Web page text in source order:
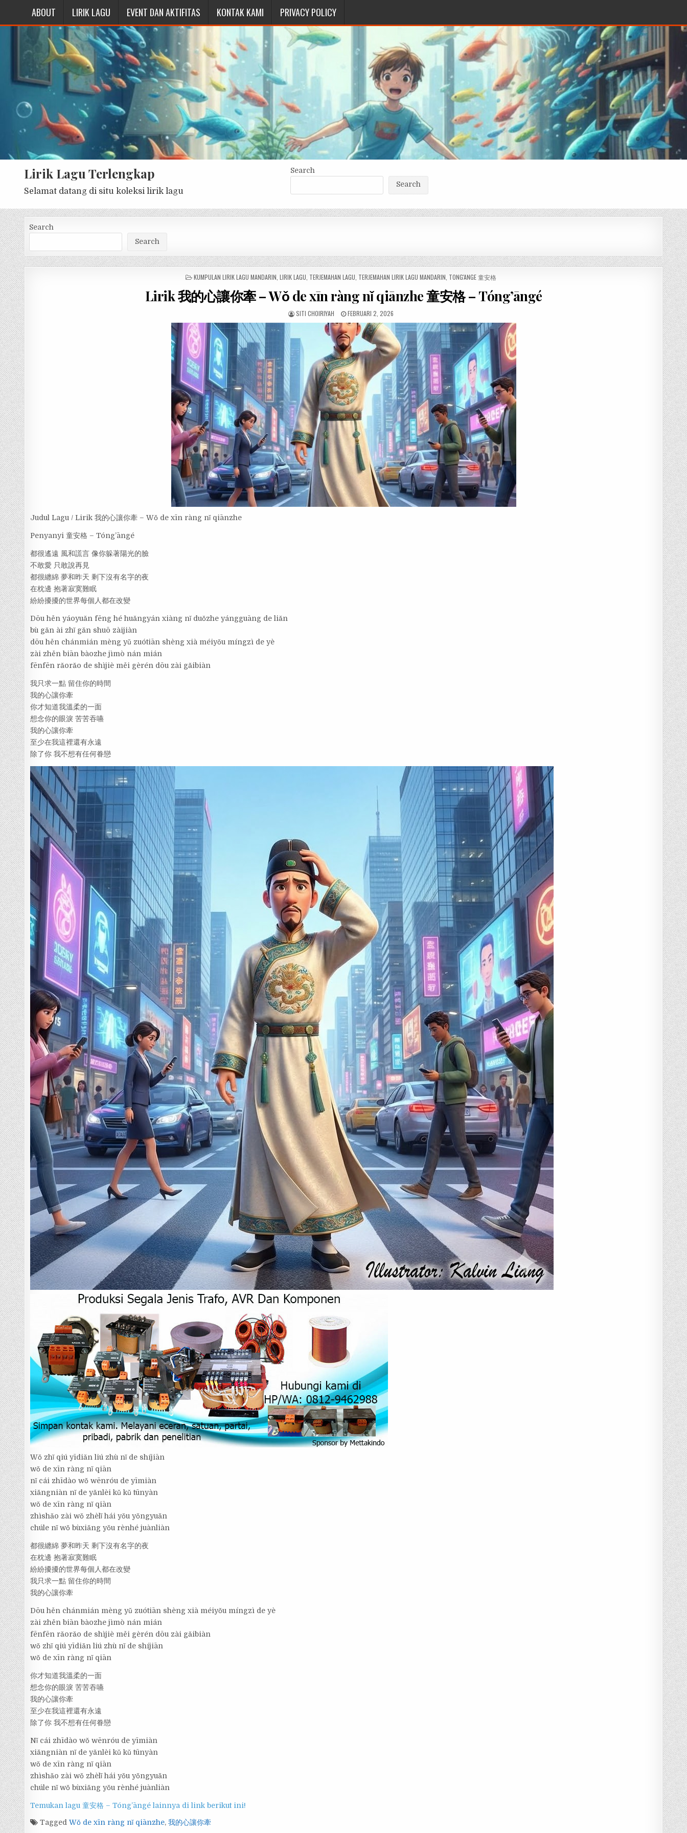
ABOUT LIRIK LAGU EVENT DAN AKTIFITAS KONTAK KAMI PRIVACY POLICY
Lirik Lagu Terlengkap
Selamat datang di situ koleksi lirik lagu
Search
Search
Search
Search
POSTED
KUMPULAN LIRIK LAGU MANDARIN LIRIK LAGU TERJEMAHAN LAGU TERJEMAHAN LIRIK LAGU MANDARIN TONG'ANGE 童安格
Lirik 我的心讓你牽 – Wǒ de xīn ràng nǐ qiānzhe 童安格 – Tóng’āngé
SITI CHOIRIYAH FEBRUARI 2, 2026
Judul Lagu / Lirik 我的心讓你牽 – Wǒ de xīn ràng nǐ qiānzhe
Penyanyi 童安格 – Tóng’āngé
都很遙遠 風和謊言 像你躲著陽光的臉
不敢愛 只敢說再見
都很纏綿 夢和昨天 剩下沒有名字的夜
在枕邊 抱著寂寞難眠
紛紛擾擾的世界每個人都在改變
Dōu hěn yáoyuǎn fēng hé huǎngyán xiàng nǐ duǒzhe yángguāng de liǎn
bù gǎn ài zhǐ gǎn shuō zàijiàn
dōu hěn chánmián mèng yǔ zuótiān shèng xià méiyǒu míngzì de yè
zài zhěn biān bàozhe jìmò nán mián
fēnfēn rǎorǎo de shìjiè měi gèrén dōu zài gǎibiàn
我只求一點 留住你的時間
我的心讓你牽
你才知道我溫柔的一面
想念你的眼淚 苦苦吞嚥
我的心讓你牽
至少在我這裡還有永遠
除了你 我不想有任何眷戀
Wǒ zhǐ qiú yīdiǎn liú zhù nǐ de shíjiān
wǒ de xīn ràng nǐ qiān
nǐ cái zhīdào wǒ wēnróu de yīmiàn
xiǎngniàn nǐ de yǎnlèi kǔ kǔ tūnyàn
wǒ de xīn ràng nǐ qiān
zhìshǎo zài wǒ zhèlǐ hái yǒu yǒngyuǎn
chúle nǐ wǒ bùxiǎng yǒu rènhé juànliàn
都很纏綿 夢和昨天 剩下沒有名字的夜
在枕邊 抱著寂寞難眠
紛紛擾擾的世界每個人都在改變
我只求一點 留住你的時間
我的心讓你牽
Dōu hěn chánmián mèng yǔ zuótiān shèng xià méiyǒu míngzì de yè
zài zhěn biān bàozhe jìmò nán mián
fēnfēn rǎorǎo de shìjiè měi gèrén dōu zài gǎibiàn
wǒ zhǐ qiú yīdiǎn liú zhù nǐ de shíjiān
wǒ de xīn ràng nǐ qiān
你才知道我溫柔的一面
想念你的眼淚 苦苦吞嚥
我的心讓你牽
至少在我這裡還有永遠
除了你 我不想有任何眷戀
Nǐ cái zhīdào wǒ wēnróu de yīmiàn
xiǎngniàn nǐ de yǎnlèi kǔ kǔ tūnyàn
wǒ de xīn ràng nǐ qiān
zhìshǎo zài wǒ zhèlǐ hái yǒu yǒngyuǎn
chúle nǐ wǒ bùxiǎng yǒu rènhé juànliàn
Temukan lagu 童安格 – Tóng’āngé lainnya di link berikut ini!
Tagged Wǒ de xīn ràng nǐ qiānzhe, 我的心讓你牽